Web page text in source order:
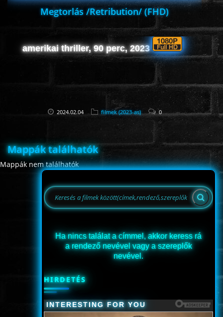
Megtorlás /Retribution/ (FHD)
amerikai thriller, 90 perc, 2023
2024.02.04 filmek (2023-as) 0
Mappák találhatók
Mappák nem találhatók
Ha nincs találat a címmel, akkor keress rá
a rendező nevével vagy a szereplők
nevével.
HIRDETÉS